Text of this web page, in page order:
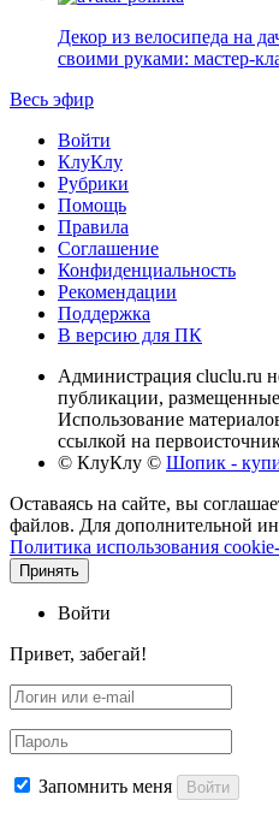
Декор из велосипеда на
своими руками: мастер-
Весь эфир
Войти
КлуКлу
Рубрики
Помощь
Правила
Соглашение
Конфиденциальность
Рекомендации
Поддержка
В версию для ПК
Администрация cluclu.ru
публикации, размещенные
Использование
ссылкой на
© КлуКлу © Шопик -
Оставаясь на сайте, вы
файлов. Для дополнительной
Политика использования
Принять
Войти
Привет, забегай!
Запомнить меня Войти